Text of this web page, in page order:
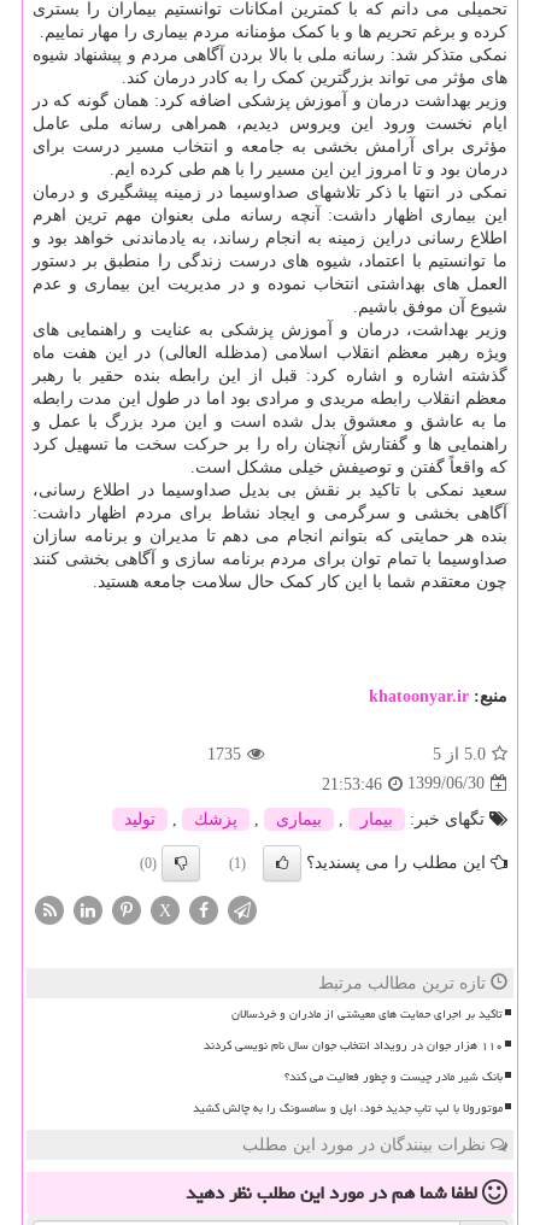
تحمیلی می دانم که با کمترین امکانات توانستیم بیماران را بستری
کرده و برغم تحریم ها و با کمک مؤمنانه مردم بیماری را مهار نماییم.
نمکی متذکر شد: رسانه ملی با بالا بردن آگاهی مردم و پیشنهاد شیوه
های مؤثر می تواند بزرگترین کمک را به کادر درمان کند.
وزیر بهداشت درمان و آموزش پزشکی اضافه کرد: همان گونه که در
ایام نخست ورود این ویروس دیدیم، همراهی رسانه ملی عامل
مؤثری برای آرامش بخشی به جامعه و انتخاب مسیر درست برای
درمان بود و تا امروز این این مسیر را با هم طی کرده ایم.
نمکی در انتها با ذکر تلاشهای صداوسیما در زمینه پیشگیری و درمان
این بیماری اظهار داشت: آنچه رسانه ملی بعنوان مهم ترین اهرم
اطلاع رسانی دراین زمینه به انجام رساند، به یادماندنی خواهد بود و
ما توانستیم با اعتماد، شیوه های درست زندگی را منطبق بر دستور
العمل های بهداشتی انتخاب نموده و در مدیریت این بیماری و عدم
شیوع آن موفق باشیم.
وزیر بهداشت، درمان و آموزش پزشکی به عنایت و راهنمایی های
ویژه رهبر معظم انقلاب اسلامی (مدظله العالی) در این هفت ماه
گذشته اشاره و اشاره کرد: قبل از این رابطه بنده حقیر با رهبر
معظم انقلاب رابطه مریدی و مرادی بود اما در طول این مدت رابطه
ما به عاشق و معشوق بدل شده است و این مرد بزرگ با عمل و
راهنمایی ها و گفتارش آنچنان راه را بر حرکت سخت ما تسهیل کرد
که واقعاً گفتن و توصیفش خیلی مشکل است.
سعید نمکی با تاکید بر نقش بی بدیل صداوسیما در اطلاع رسانی،
آگاهی بخشی و سرگرمی و ایجاد نشاط برای مردم اظهار داشت:
بنده هر حمایتی که بتوانم انجام می دهم تا مدیران و برنامه سازان
صداوسیما با تمام توان برای مردم برنامه سازی و آگاهی بخشی کنند
چون معتقدم شما با این کار کمک حال سلامت جامعه هستید.
منبع: khatoonyar.ir
5.0 از 5
1735
1399/06/30
21:53:46
تگهای خبر:
بیمار بیماری پزشك تولید
این مطلب را می پسندید؟ (1)
(0)
X
تازه ترین مطالب مرتبط
تاکید بر اجرای حمایت های معیشتی از مادران و خردسالان
۱۱۰ هزار جوان در رویداد انتخاب جوان سال نام نویسی کردند
بانک شیر مادر چیست و چطور فعالیت می کند؟
موتورولا با لپ تاپ جدید خود، اپل و سامسونگ را به چالش کشید
نظرات بینندگان در مورد این مطلب
لطفا شما همدر مورد این مطلبنظر دهید